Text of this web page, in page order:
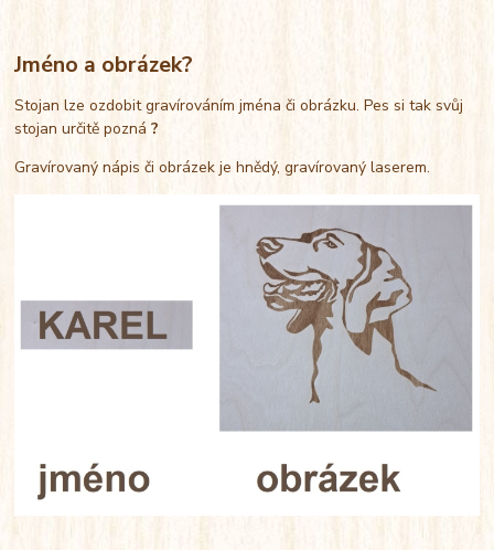
Jméno a obrázek?
Stojan lze ozdobit gravírováním jména či obrázku. Pes si tak svůj
stojan určitě pozná?
Gravírovaný nápis či obrázek je hnědý, gravírovaný laserem.